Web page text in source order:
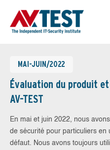
MAI-JUIN/2022
Évaluation du produit
AV-TEST
En mai et juin 2022, nous
de sécurité pour particuliers en
défaut. Nous avons toujours